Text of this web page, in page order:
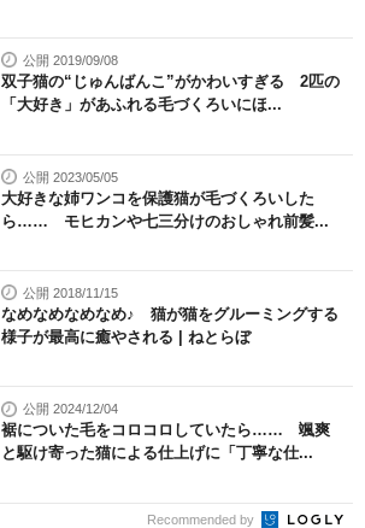
公開 2019/09/08
双子猫の“じゅんばんこ”がかわいすぎる 2匹の
「大好き」があふれる毛づくろいにほ...
公開 2023/05/05
大好きな姉ワンコを保護猫が毛づくろいした
ら…… モヒカンや七三分けのおしゃれ前髪...
公開 2018/11/15
なめなめなめなめ♪ 猫が猫をグルーミングする
様子が最高に癒やされる | ねとらぼ
公開 2024/12/04
裾についた毛をコロコロしていたら…… 颯爽
と駆け寄った猫による仕上げに「丁寧な仕...
Recommended by